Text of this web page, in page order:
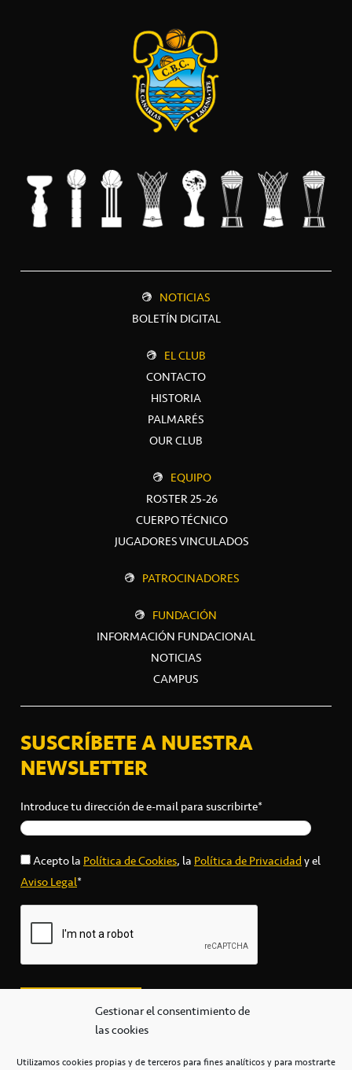
Gestionar el consentimiento de
las cookies
Utilizamos cookies propias y de terceros para fines analíticos y para mostrarte
NOTICIAS
BOLETÍN DIGITAL
EL CLUB
CONTACTO
HISTORIA
PALMARÉS
OUR CLUB
EQUIPO
ROSTER 25-26
CUERPO TÉCNICO
JUGADORES VINCULADOS
PATROCINADORES
FUNDACIÓN
INFORMACIÓN FUNDACIONAL
NOTICIAS
CAMPUS
SUSCRÍBETE A NUESTRA
NEWSLETTER
Introduce tu dirección de e-mail para suscribirte*
Acepto laPolítica de Cookies, laPolítica de Privacidady el
Aviso Legal*